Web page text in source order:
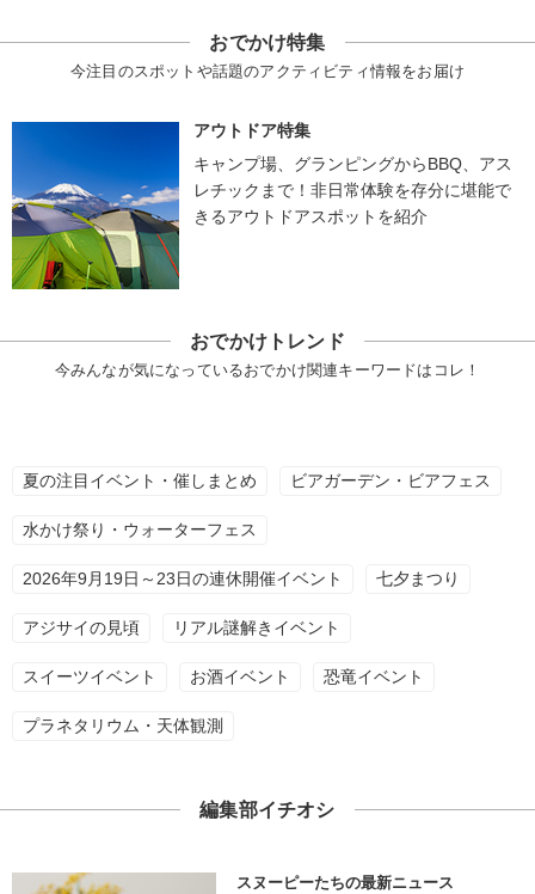
おでかけ特集
今注目のスポットや話題のアクティビティ情報をお届け
アウトドア特集
キャンプ場、グランピングからBBQ、アス
レチックまで！非日常体験を存分に堪能で
きるアウトドアスポットを紹介
おでかけトレンド
今みんなが気になっているおでかけ関連キーワードはコレ！
夏の注目イベント・催しまとめ ビアガーデン・ビアフェス
水かけ祭り・ウォーターフェス
2026年9月19日～23日の連休開催イベント 七夕まつり
アジサイの見頃 リアル謎解きイベント
スイーツイベント お酒イベント 恐竜イベント
プラネタリウム・天体観測
編集部イチオシ
スヌーピーたちの最新ニュース